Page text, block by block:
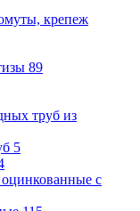
крепеж
89
труб из
5
с